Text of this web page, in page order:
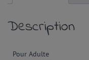
Description
Pour Adulte